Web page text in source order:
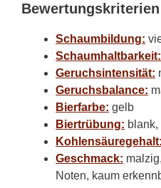
Schaumbildung:
Schaumhaltbarkeit:
Geruchsintensität:
Geruchsbalance:
Bierfarbe: gelb
Biertrübung: blank,
Kohlensäuregehalt:
Geschmack:
Noten, kaum